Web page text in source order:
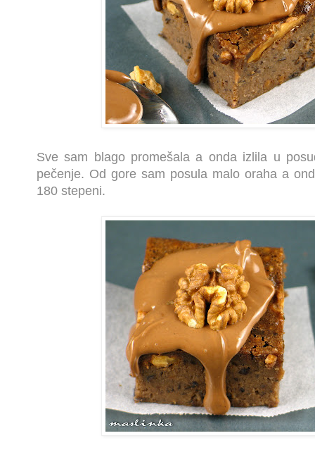
Sve sam blago promešala a onda izlila u
pečenje. Od gore sam posula malo oraha a
180 stepeni.